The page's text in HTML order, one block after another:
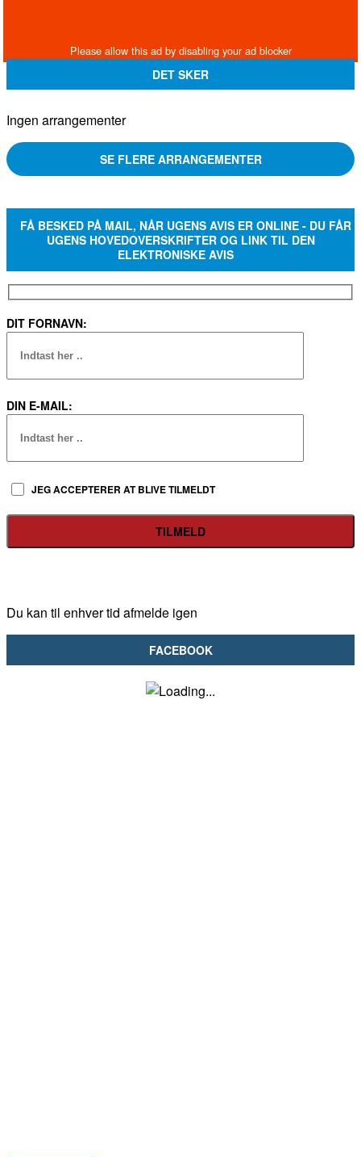
DET SKER
Ingen arrangementer
SE FLERE ARRANGEMENTER
FÅ BESKED PÅ MAIL, NÅR UGENS AVIS ER ONLINE - DU FÅR
UGENS HOVEDOVERSKRIFTER OG LINK TIL DEN
ELEKTRONISKE AVIS
DIT FORNAVN:
DIN E-MAIL:
JEG ACCEPTERER AT BLIVE TILMELDT
Du kan til enhver tid afmelde igen
FACEBOOK